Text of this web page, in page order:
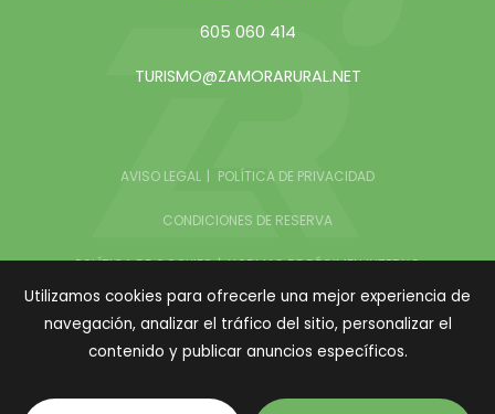
Utilizamos cookies para ofrecerle una mejor experiencia de
navegación, analizar el tráfico del sitio, personalizar el
contenido y publicar anuncios específicos.
605 060 414
TURISMO@ZAMORARURAL.NET
AVISO LEGAL POLÍTICA DE PRIVACIDAD
CONDICIONES DE RESERVA
POLÍTICA DE COOKIES NORMAS DE RÉGIMEN INTERNO
COPYRIGHT © 2026 ZAMORA RURAL
DISEÑO WEB SGM